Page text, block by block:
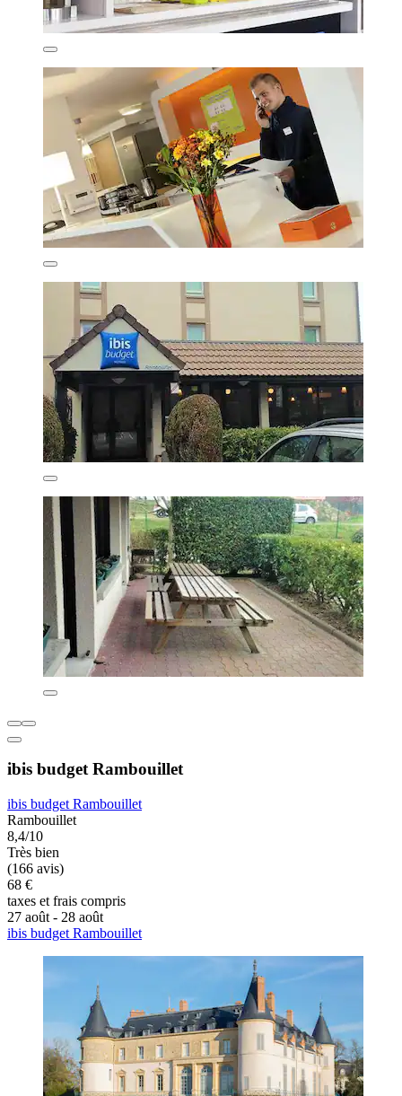
ibis budget Rambouillet
ibis budget Rambouillet
Rambouillet
8,4/10
Très bien
(166 avis)
68 €
taxes et frais compris
27 août - 28 août
ibis budget Rambouillet